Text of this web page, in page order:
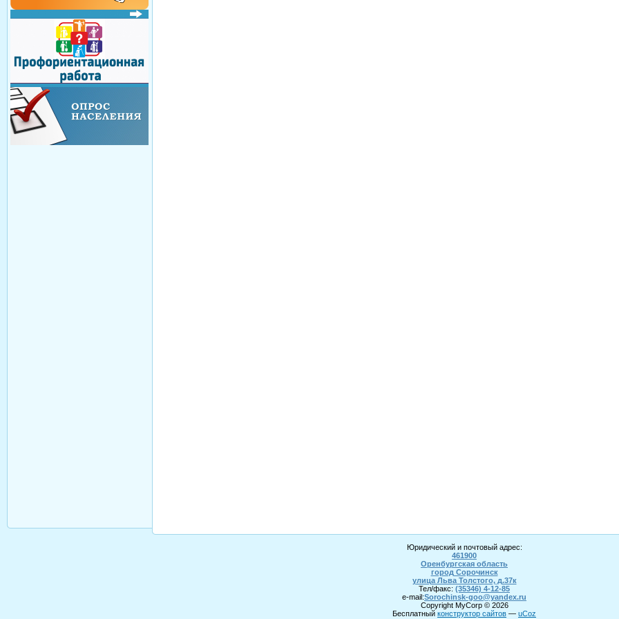
Юридический и почтовый адрес:
461900
Оренбургская область
город Сорочинск
улица Льва Толстого, д.37к
Тел/факс: (35346) 4-12-85
e-mail:Sorochinsk-goo@yandex.ru
Copyright MyCorp © 2026
Бесплатный конструктор сайтов — uCoz